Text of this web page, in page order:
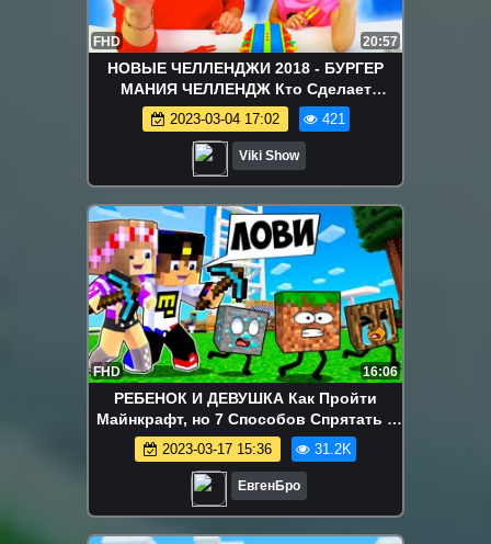
FHD 20:57
НОВЫЕ ЧЕЛЛЕНДЖИ 2018 - БУРГЕР
МАНИЯ ЧЕЛЛЕНДЖ Кто Сделает
Больше Всего Гамбургеров BURGER
MANIA CHALLENGE /// Вики Шоу
2023-03-04 17:02 421
Viki Show
FHD 16:06
РЕБЕНОК И ДЕВУШКА Как Пройти
Майнкрафт, но 7 Способов Спрятать 1
блок ! НУБА И ПРО ВИДЕО MINECRAFT
2023-03-17 15:36 31.2K
ЕвгенБро